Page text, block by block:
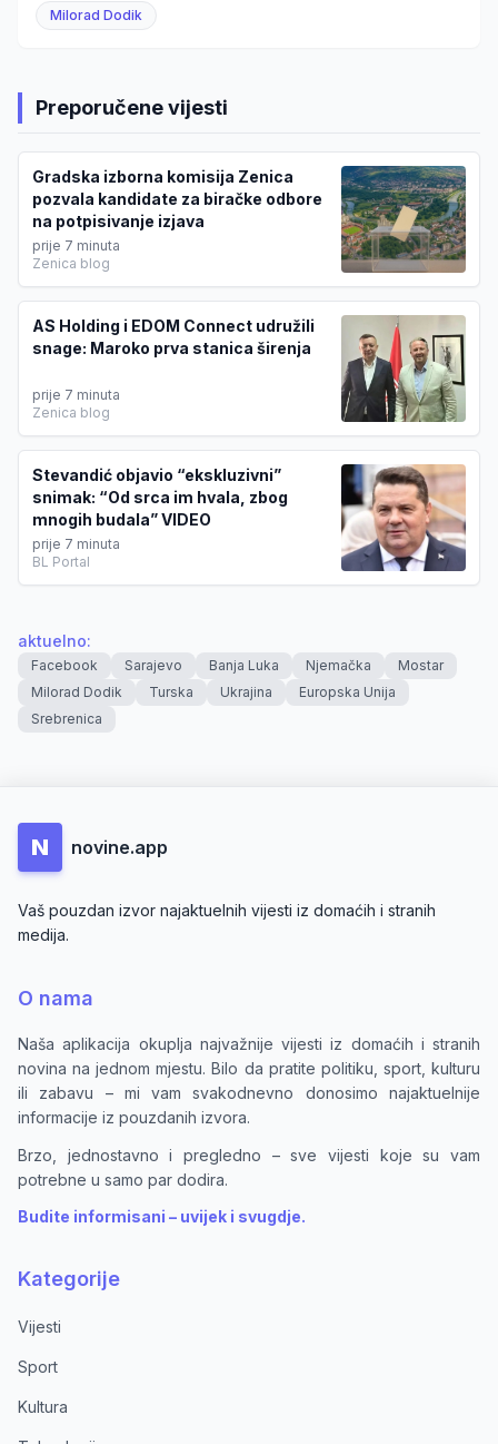
Milorad Dodik
Preporučene vijesti
Gradska izborna komisija Zenica
pozvala kandidate za biračke odbore
na potpisivanje izjava
prije 7 minuta
Zenica blog
AS Holding i EDOM Connect udružili
snage: Maroko prva stanica širenja
prije 7 minuta
Zenica blog
Stevandić objavio “ekskluzivni”
snimak: “Od srca im hvala, zbog
mnogih budala” VIDEO
prije 7 minuta
BL Portal
aktuelno:
Facebook Sarajevo Banja Luka Njemačka
Mostar
Milorad Dodik
Turska Ukrajina
Europska Unija
Srebrenica
N novine.app
Vaš pouzdan izvor najaktuelnih vijesti iz domaćih i stranih
medija.
O nama
Naša aplikacija okuplja najvažnije vijesti iz domaćih i stranih
novina na jednom mjestu. Bilo da pratite politiku, sport, kulturu
ili zabavu – mi vam svakodnevno donosimo najaktuelnije
informacije iz pouzdanih izvora.
Brzo, jednostavno i pregledno – sve vijesti koje su vam
potrebne u samo par dodira.
Budite informisani – uvijek i svugdje.
Kategorije
Vijesti
Sport
Kultura